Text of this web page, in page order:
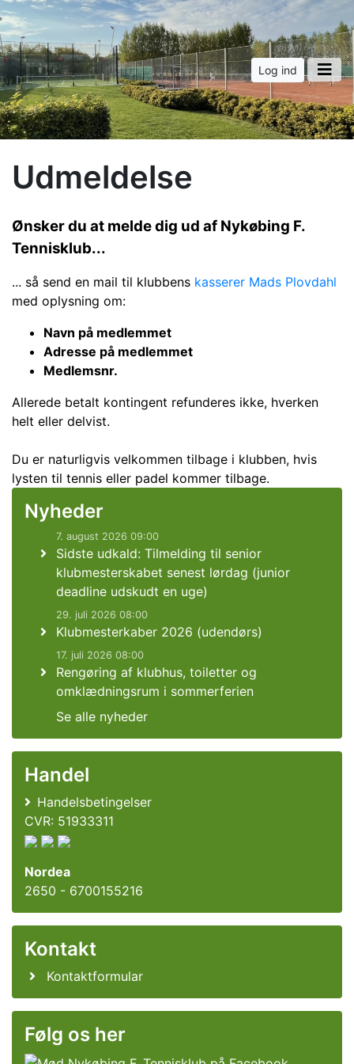
Log ind
Udmeldelse
Ønsker du at melde dig ud af Nykøbing F.
Tennisklub...
... så send en mail til klubbens kasserer Mads Plovdahl
med oplysning om:
Navn på medlemmet
Adresse på medlemmet
Medlemsnr.
Allerede betalt kontingent refunderes ikke, hverken
helt eller delvist.
Du er naturligvis velkommen tilbage i klubben, hvis
lysten til tennis eller padel kommer tilbage.
Nyheder
7. august 2026 09:00
Sidste udkald: Tilmelding til senior
klubmesterskabet senest lørdag (junior
deadline udskudt en uge)
29. juli 2026 08:00
Klubmesterkaber 2026 (udendørs)
17. juli 2026 08:00
Rengøring af klubhus, toiletter og
omklædningsrum i sommerferien
Se alle nyheder
Handel
Handelsbetingelser
CVR: 51933311
Nordea
2650 - 6700155216
Kontakt
Kontaktformular
Følg os her